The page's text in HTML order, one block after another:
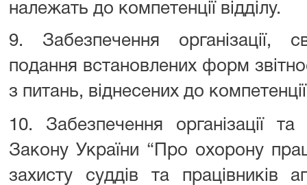
належать до компетенції відділу.
9. Забезпечення організації,
подання встановлених форм
з питань, віднесених до компетенції
10. Забезпечення організації
Закону України “Про охорону
захисту суддів та працівників